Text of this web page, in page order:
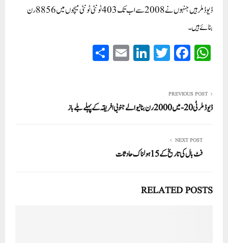
ڈیوڈ ملر ہیں جنہوں نے 2008سے اب تک403 ٹونٹی ٹونٹی میچوں میں8856 رن
بنائے ہیں۔
W
ha
A
pp
Fa
ce
ok
T
wi
r
Li
nk
In
E
m
PREVIOUS POST
ڈیوڈ ملر ٹی20-میں 2000رن بنانیوالے جنوبی افریقہ کے پہلے بلے باز
NEXT POST
فٹ بال کی تاریخ کے 15 ہولناک حادثات
RELATED POSTS